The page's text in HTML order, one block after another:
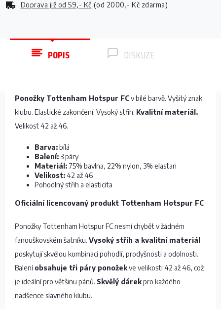
Doprava již od 59,- Kč (od 2000,- Kč zdarma)
POPIS DISKUZE
Ponožky Tottenham Hotspur FCv bílé barvě. Vyšitý znak
klubu. Elastické zakončení. Vysoký střih. Kvalitní materiál.
Velikost 42 až 46.
Barva:bílá
Balení: 3 páry
Materiál: 75% bavlna, 22% nylon, 3% elastan
Velikost:42 až 46
Pohodlný střih a elasticita
Oficiální licencovaný produkt Tottenham Hotspur FC
Ponožky Tottenham Hotspur FC nesmí chybět v žádném
fanouškovském šatníku. Vysoký střih a kvalitní materiál
poskytují skvělou kombinaci pohodlí, prodyšnosti a odolnosti.
Baleníobsahuje tři páry ponožekve velikosti 42 až 46, což
je ideální pro většinu pánů. Skvělý dárekpro každého
nadšence slavného klubu.